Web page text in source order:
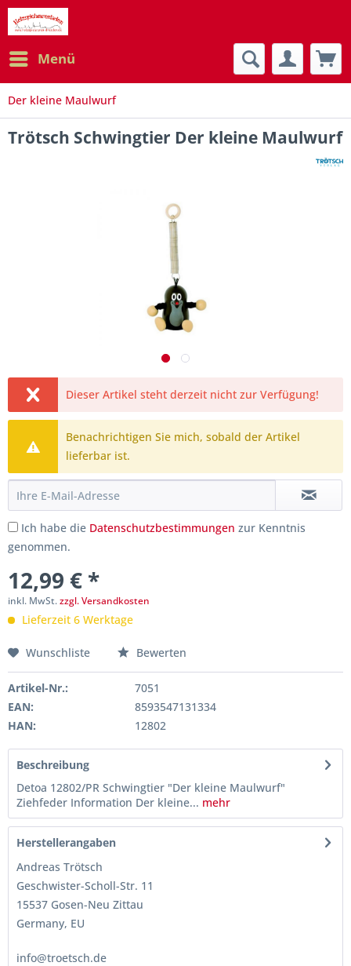
Menü
Der kleine Maulwurf
Trötsch Schwingtier Der kleine Maulwurf
Dieser Artikel steht derzeit nicht zur Verfügung!
Benachrichtigen Sie mich, sobald der Artikel
lieferbar ist.
Ich habe die Datenschutzbestimmungen zur Kenntnis
genommen.
12,99 € *
inkl. MwSt.zzgl. Versandkosten
Lieferzeit 6 Werktage
Wunschliste Bewerten
Artikel-Nr.:
7051
EAN:
8593547131334
HAN:
12802
Beschreibung
Detoa 12802/PR Schwingtier "Der kleine Maulwurf"
Ziehfeder Information Der kleine... mehr
Herstellerangaben
Andreas Trötsch
Geschwister-Scholl-Str. 11
15537 Gosen-Neu Zittau
Germany, EU
info@troetsch.de